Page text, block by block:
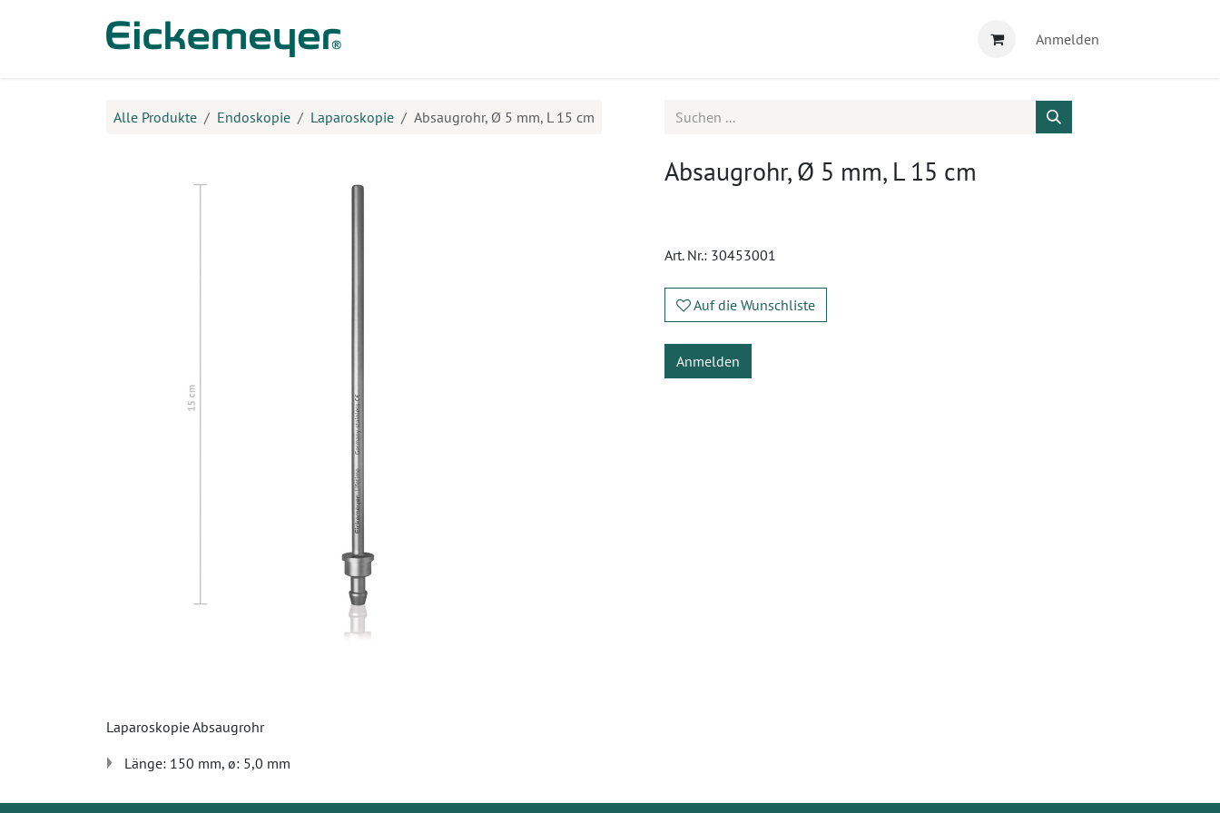
Anmelden
Alle Produkte Endoskopie Laparoskopie Absaugrohr, Ø 5 mm, L 15 cm
Absaugrohr, Ø 5 mm, L 15 cm
Art. Nr.: 30453001
Auf die Wunschliste
Anmelden
Laparoskopie Absaugrohr
Länge: 150 mm, ø: 5,0 mm